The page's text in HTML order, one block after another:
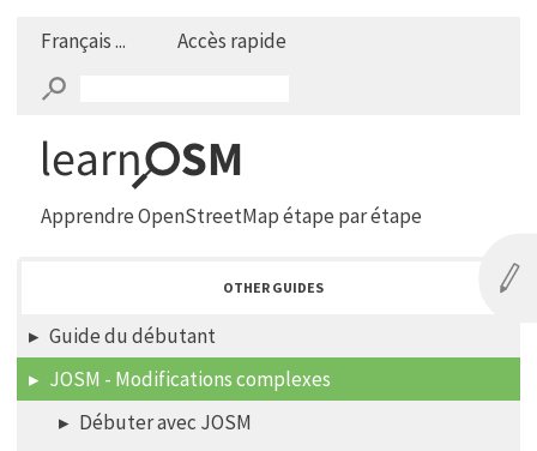
Français ... Accès rapide
Apprendre OpenStreetMap étape par étape
OTHER GUIDES
Guide du débutant
JOSM - Modifications complexes
Débuter avec JOSM